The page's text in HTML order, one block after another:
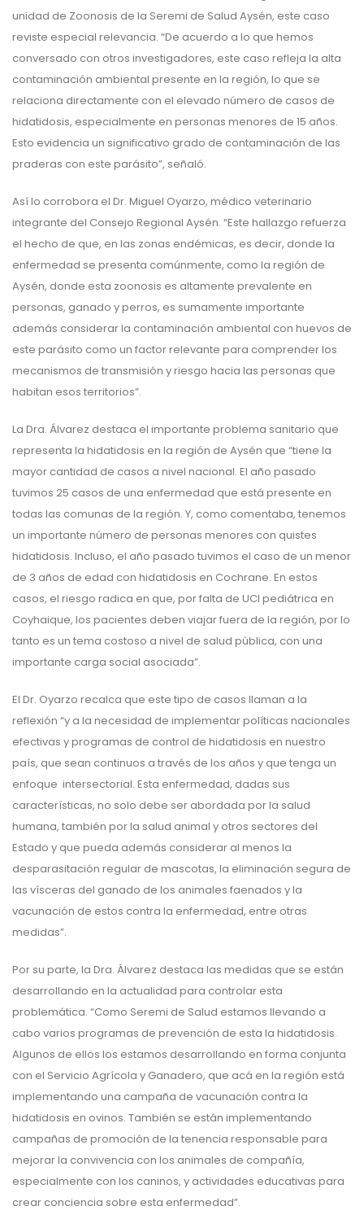
unidad de Zoonosis de la Seremi de Salud Aysén, este caso
reviste especial relevancia. “De acuerdo a lo que hemos
conversado con otros investigadores, este caso refleja la alta
contaminación ambiental presente en la región, lo que se
relaciona directamente con el elevado número de casos de
hidatidosis, especialmente en personas menores de 15 años.
Esto evidencia un significativo grado de contaminación de las
praderas con este parásito”, señaló.
Así lo corrobora el Dr. Miguel Oyarzo, médico veterinario
integrante del Consejo Regional Aysén. “Este hallazgo refuerza
el hecho de que, en las zonas endémicas, es decir, donde la
enfermedad se presenta comúnmente, como la región de
Aysén, donde esta zoonosis es altamente prevalente en
personas, ganado y perros, es sumamente importante
además considerar la contaminación ambiental con huevos de
este parásito como un factor relevante para comprender los
mecanismos de transmisión y riesgo hacia las personas que
habitan esos territorios”.
La Dra. Álvarez destaca el importante problema sanitario que
representa la hidatidosis en la región de Aysén que “tiene la
mayor cantidad de casos a nivel nacional. El año pasado
tuvimos 25 casos de una enfermedad que está presente en
todas las comunas de la región. Y, como comentaba, tenemos
un importante número de personas menores con quistes
hidatidosis. Incluso, el año pasado tuvimos el caso de un menor
de 3 años de edad con hidatidosis en Cochrane. En estos
casos, el riesgo radica en que, por falta de UCI pediátrica en
Coyhaique, los pacientes deben viajar fuera de la región, por lo
tanto es un tema costoso a nivel de salud pública, con una
importante carga social asociada”.
El Dr. Oyarzo recalca que este tipo de casos llaman a la
reflexión “y a la necesidad de implementar políticas nacionales
efectivas y programas de control de hidatidosis en nuestro
país, que sean continuos a través de los años y que tenga un
enfoque intersectorial. Esta enfermedad, dadas sus
características, no solo debe ser abordada por la salud
humana, también por la salud animal y otros sectores del
Estado y que pueda además considerar al menos la
desparasitación regular de mascotas, la eliminación segura de
las vísceras del ganado de los animales faenados y la
vacunación de estos contra la enfermedad, entre otras
medidas”.
Por su parte, la Dra. Álvarez destaca las medidas que se están
desarrollando en la actualidad para controlar esta
problemática. “Como Seremi de Salud estamos llevando a
cabo varios programas de prevención de esta la hidatidosis.
Algunos de ellos los estamos desarrollando en forma conjunta
con el Servicio Agrícola y Ganadero, que acá en la región está
implementando una campaña de vacunación contra la
hidatidosis en ovinos. También se están implementando
campañas de promoción de la tenencia responsable para
mejorar la convivencia con los animales de compañía,
especialmente con los caninos, y actividades educativas para
crear conciencia sobre esta enfermedad”.